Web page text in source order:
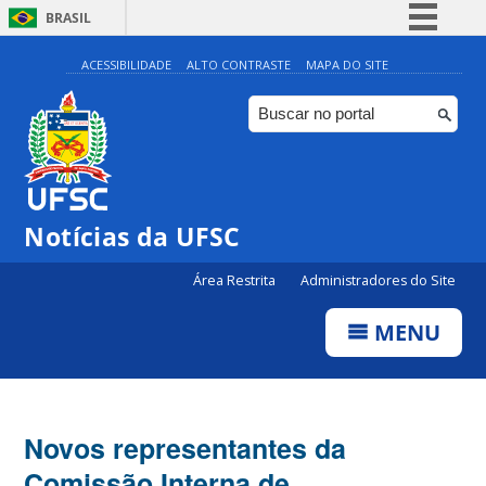
BRASIL
Simplifique!
Comunica BR
Participe
ACESSIBILIDADE ALTO CONTRASTE MAPA DO SITE
Notícias da UFSC
Área Restrita Administradores do Site
MENU
Novos representantes da